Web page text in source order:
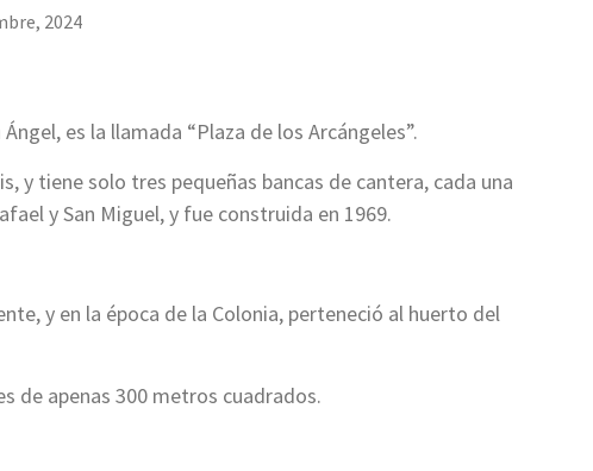
2024
es la llamada “Plaza de los Arcángeles”.
y tiene solo tres pequeñas bancas de cantera, cada una
y San Miguel, y fue construida en 1969.
y en la época de la Colonia, perteneció al huerto del
de apenas 300 metros cuadrados.